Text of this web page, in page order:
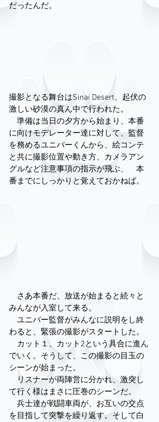
だったんだ。
撮影となる舞台はSinai Desert、起伏の
激しい砂漠の真ん中で行われた。
準備は当日の夕方から始まり、本番
に向けモデレーター達に対して、監督
を務めるユニバーくんから、絵コンテ
と共に撮影位置や動き方、カメラアン
グルなど注意事項の指示が飛ぶ、　本
番までにしっかりと覚えておかねば。
さあ本番だ、放送が始まると続々と
みんなが入室して来る。
ユニバー監督がみんなに説明をし終
わると、緊張の撮影がスタートした。
カット１、カット2という具合に進ん
でいく。そうして、この撮影の目玉の
シーンが始まった。
リスナーが両陣営に分かれ、激突し
て行く様はまさに圧巻のシーンだ。
兵士達が戦闘車両が、お互いの交点
を目指して突撃を繰り返す。そして白